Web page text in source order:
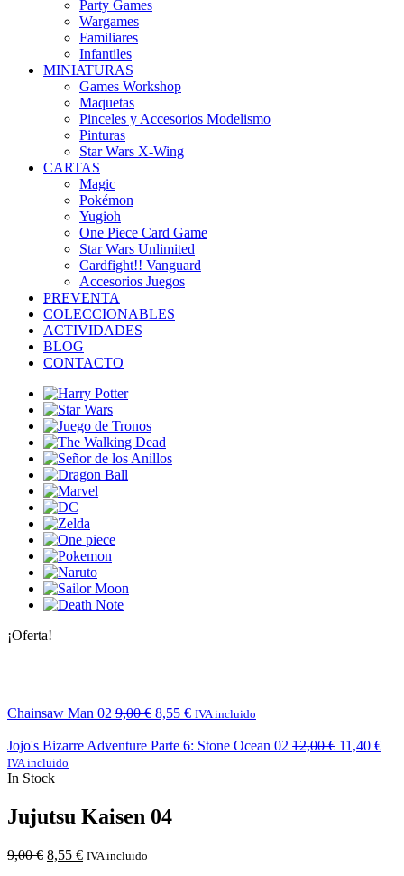
Party Games
Wargames
Familiares
Infantiles
MINIATURAS
Games Workshop
Maquetas
Pinceles y Accesorios Modelismo
Pinturas
Star Wars X-Wing
CARTAS
Magic
Pokémon
Yugioh
One Piece Card Game
Star Wars Unlimited
Cardfight!! Vanguard
Accesorios Juegos
PREVENTA
COLECCIONABLES
ACTIVIDADES
BLOG
CONTACTO
¡Oferta!
Chainsaw Man 02 9,00€ 8,55 € IVA incluido
Jojo's Bizarre Adventure Parte 6: Stone Ocean 02 12,00€ 11,40 €
IVA incluido
In Stock
Jujutsu Kaisen 04
9,00€ 8,55 € IVA incluido